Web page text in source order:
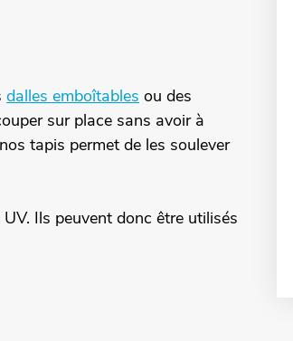
dalles emboîtables ou des
sur place sans avoir à
tapis permet de les soulever
Ils peuvent donc être utilisés